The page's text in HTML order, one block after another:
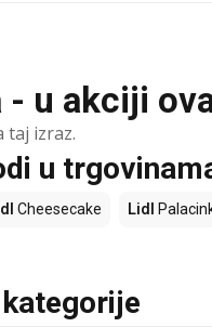
u akciji
taj izraz.
u
Cheesecake Lidl